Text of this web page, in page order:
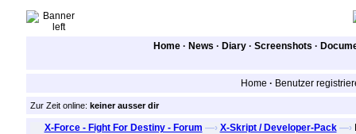
Home · News · Diary · Screenshots ·
Home · Benutzer
Zur Zeit online: keiner ausser dir
X-Force - Fight For Destiny - Forum —› X-Skript / Developer-Pack —›